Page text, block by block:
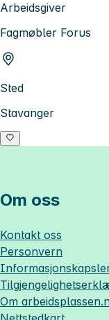
Arbeidsgiver
Fagmøbler Forus
Sted
Stavanger
Om oss
Kontakt oss
Personvern
Om